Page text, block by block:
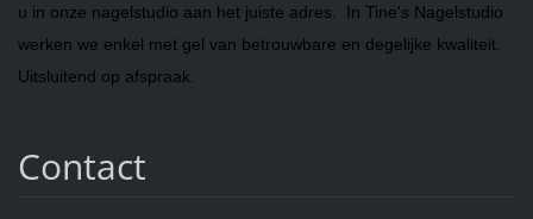
u in onze nagelstudio aan het juiste adres. In Tine's Nagelstudio
werken we enkel met gel van betrouwbare en degelijke kwaliteit.
Uitsluitend op afspraak.
Contact